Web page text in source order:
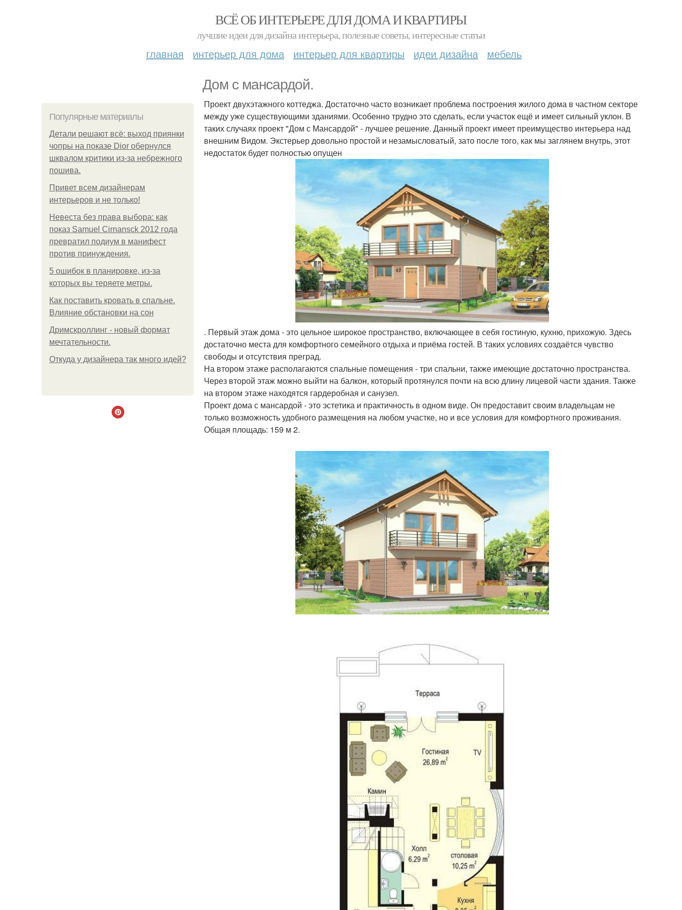
ВСЁ ОБ ИНТЕРЬЕРЕ ДЛЯ ДОМА И КВАРТИРЫ
лучшие идеи для дизайна интерьера, полезные советы, интересные статьи
главная интерьер для дома интерьер для квартиры идеи дизайна мебель
Дом с мансардой.
Популярные материалы
Детали решают всё: выход приянки
чопры на показе Dior обернулся
шквалом критики из-за небрежного
пошива.
Привет всем дизайнерам
интерьеров и не только!
Невеста без права выбора: как
показ Samuel Cirnansck 2012 года
превратил подиум в манифест
против принуждения.
5 ошибок в планировке, из-за
которых вы теряете метры.
Как поставить кровать в спальне.
Влияние обстановки на сон
Дримскроллинг - новый формат
мечтательности.
Откуда у дизайнера так много идей?
Проект двухэтажного коттеджа. Достаточно часто возникает проблема построения жилого дома в частном секторе
между уже существующими зданиями. Особенно трудно это сделать, если участок ещё и имеет сильный уклон. В
таких случаях проект "Дом с Мансардой" - лучшее решение. Данный проект имеет преимущество интерьера над
внешним Видом. Экстерьер довольно простой и незамысловатый, зато после того, как мы заглянем внутрь, этот
недостаток будет полностью опущен
. Первый этаж дома - это цельное широкое пространство, включающее в себя гостиную, кухню, прихожую. Здесь
достаточно места для комфортного семейного отдыха и приёма гостей. В таких условиях создаётся чувство
свободы и отсутствия преград.
На втором этаже располагаются спальные помещения - три спальни, также имеющие достаточно пространства.
Через второй этаж можно выйти на балкон, который протянулся почти на всю длину лицевой части здания. Также
на втором этаже находятся гардеробная и санузел.
Проект дома с мансардой - это эстетика и практичность в одном виде. Он предоставит своим владельцам не
только возможность удобного размещения на любом участке, но и все условия для комфортного проживания.
Общая площадь: 159 м 2.